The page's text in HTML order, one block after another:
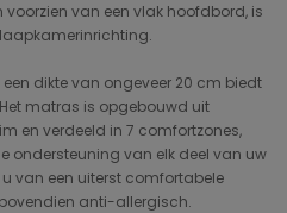
voorzien van een vlak hoofdbord, is
dikte van ongeveer 20 cm biedt
matras is opgebouwd uit
en verdeeld in 7 comfortzones,
ondersteuning van elk deel van uw
van een uiterst comfortabele
anti-allergisch.